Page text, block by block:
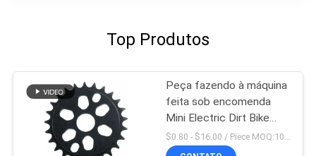
Top Produtos
Peça fazendo à máquina
feita sob encomenda
Mini Electric Dirt Bike
Parts do Cnc do OEM
$0.80 - $16.00 / Piece MOQ:10 partes